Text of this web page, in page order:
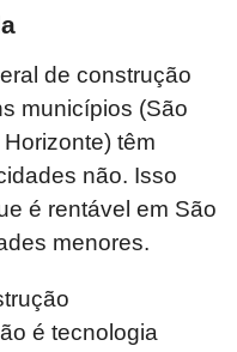
de construção
municípios (São
têm
não. Isso
é rentável em São
menores.
é tecnologia